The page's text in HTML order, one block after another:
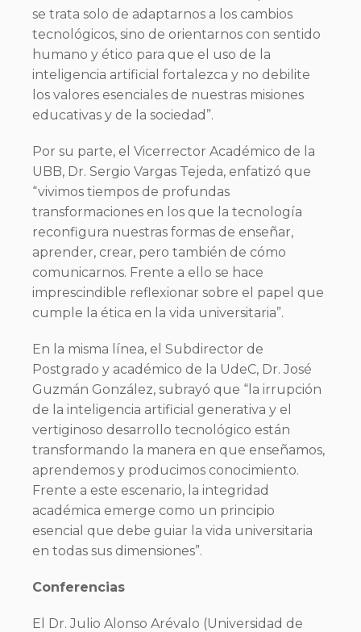
se trata solo de adaptarnos a los cambios
tecnológicos, sino de orientarnos con sentido
humano y ético para que el uso de la
inteligencia artificial fortalezca y no debilite
los valores esenciales de nuestras misiones
educativas y de la sociedad”.
Por su parte, el Vicerrector Académico de la
UBB, Dr. Sergio Vargas Tejeda, enfatizó que
“vivimos tiempos de profundas
transformaciones en los que la tecnología
reconfigura nuestras formas de enseñar,
aprender, crear, pero también de cómo
comunicarnos. Frente a ello se hace
imprescindible reflexionar sobre el papel que
cumple la ética en la vida universitaria”.
En la misma línea, el Subdirector de
Postgrado y académico de la UdeC, Dr. José
Guzmán González, subrayó que “la irrupción
de la inteligencia artificial generativa y el
vertiginoso desarrollo tecnológico están
transformando la manera en que enseñamos,
aprendemos y producimos conocimiento.
Frente a este escenario, la integridad
académica emerge como un principio
esencial que debe guiar la vida universitaria
en todas sus dimensiones”.
Conferencias
El Dr. Julio Alonso Arévalo (Universidad de